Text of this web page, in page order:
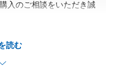
読む
入のご相談をいただき誠
たら、ご感想をお聞かせ